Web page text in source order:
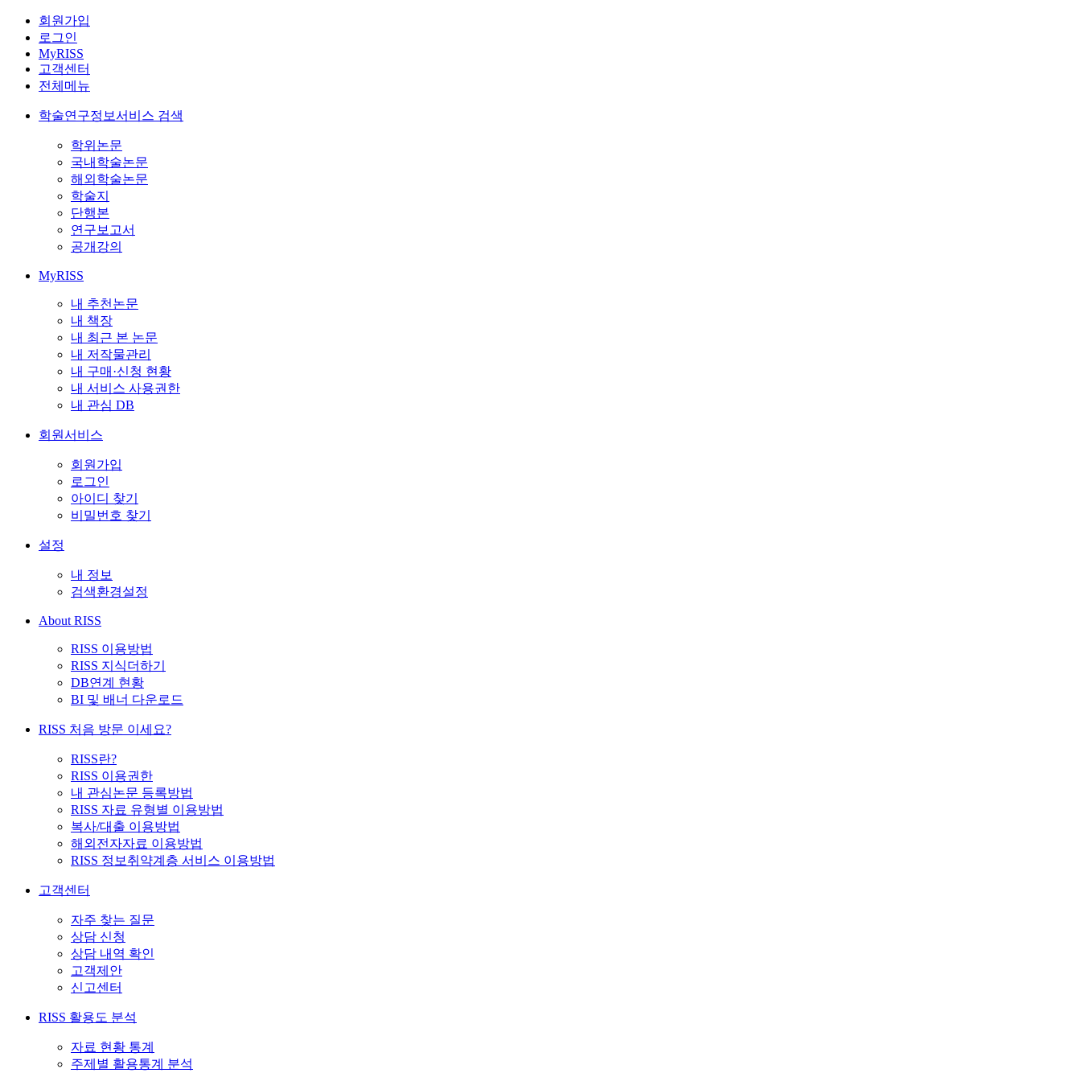
회원가입
로그인
MyRISS
고객센터
전체메뉴
학술연구정보서비스 검색
학위논문
국내학술논문
해외학술논문
학술지
단행본
연구보고서
공개강의
MyRISS
내 추천논문
내 책장
내 최근 본 논문
내 저작물관리
내 구매·신청 현황
내 서비스 사용권한
내 관심 DB
회원서비스
회원가입
로그인
아이디 찾기
비밀번호 찾기
설정
내 정보
검색환경설정
About RISS
RISS 이용방법
RISS 지식더하기
DB연계 현황
BI 및 배너 다운로드
RISS 처음 방문 이세요?
RISS란?
RISS 이용권한
내 관심논문 등록방법
RISS 자료 유형별 이용방법
복사/대출 이용방법
해외전자자료 이용방법
RISS 정보취약계층 서비스 이용방법
고객센터
자주 찾는 질문
상담 신청
상담 내역 확인
고객제안
신고센터
RISS 활용도 분석
자료 현황 통계
주제별 활용통계 분석